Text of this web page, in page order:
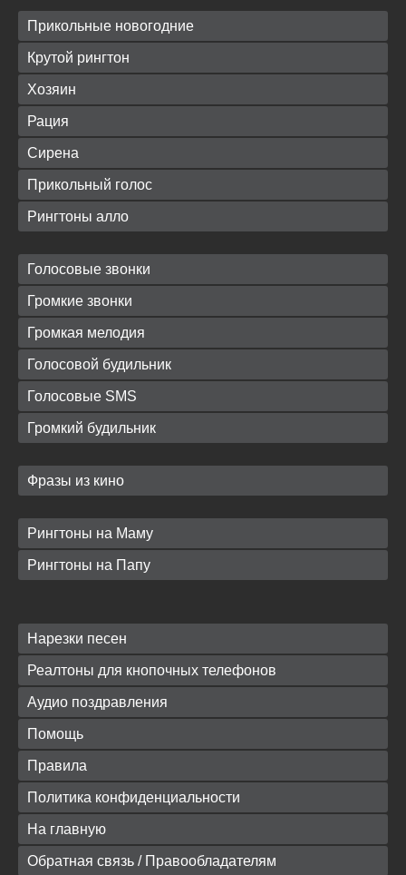
Прикольные новогодние
Крутой рингтон
Хозяин
Рация
Сирена
Прикольный голос
Рингтоны алло
Голосовые звонки
Громкие звонки
Громкая мелодия
Голосовой будильник
Голосовые SMS
Громкий будильник
Фразы из кино
Рингтоны на Маму
Рингтоны на Папу
Нарезки песен
Реалтоны для кнопочных телефонов
Аудио поздравления
Помощь
Правила
Политика конфиденциальности
На главную
Обратная связь / Правообладателям